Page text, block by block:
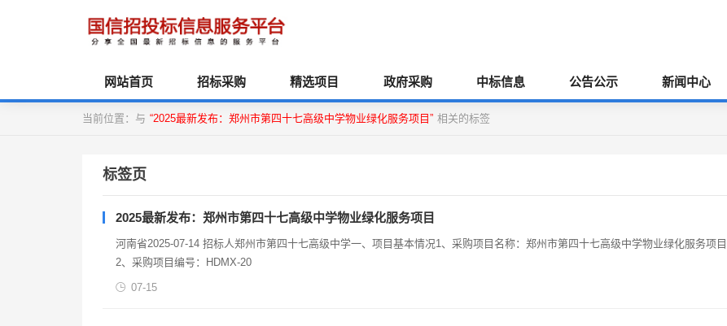
网站首页 招标采购 精选项目 政府采购 中标信息 公告公示 新闻中心
当前位置：与 “2025最新发布：郑州市第四十七高级中学物业绿化服务项目” 相关的标签
标签页
2025最新发布：郑州市第四十七高级中学物业绿化服务项目
河南省2025-07-14 招标人郑州市第四十七高级中学一、项目基本情况1、采购项目名称：郑州市第四十七高级中学物业绿化服务项目
2、采购项目编号：HDMX-20
07-15